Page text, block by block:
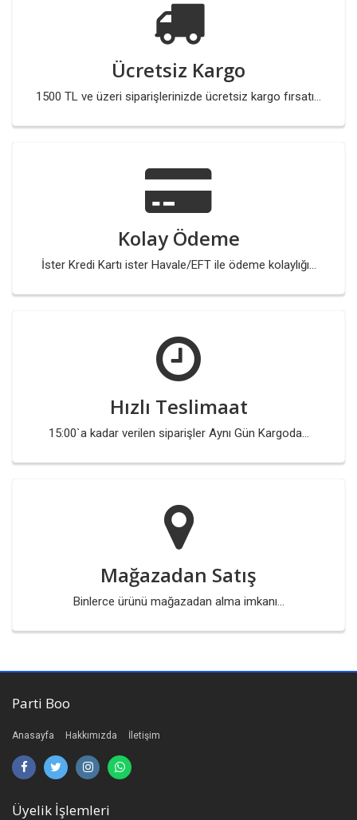
Ücretsiz Kargo
1500 TL ve üzeri siparişlerinizde ücretsiz kargo fırsatı...
Kolay Ödeme
İster Kredi Kartı ister Havale/EFT ile ödeme kolaylığı...
Hızlı Teslimaat
15:00`a kadar verilen siparişler Aynı Gün Kargoda...
Mağazadan Satış
Binlerce ürünü mağazadan alma imkanı...
Parti Boo
Anasayfa Hakkımızda İletişim
Üyelik İşlemleri